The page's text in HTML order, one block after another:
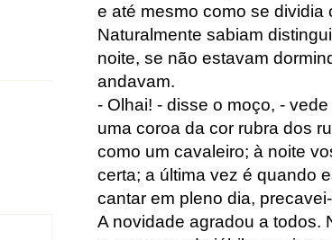
e até mesmo como se dividia
Naturalmente sabiam
noite, se não estavam
andavam.
- Olhai! - disse o moço, -
uma coroa da cor rubra dos
como um cavaleiro; à noite
certa; a última vez é quando
cantar em pleno dia,
A novidade agradou a todos.